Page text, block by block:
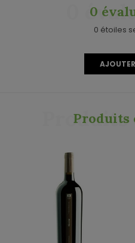
0
0
0 étoiles
Produits
Produits